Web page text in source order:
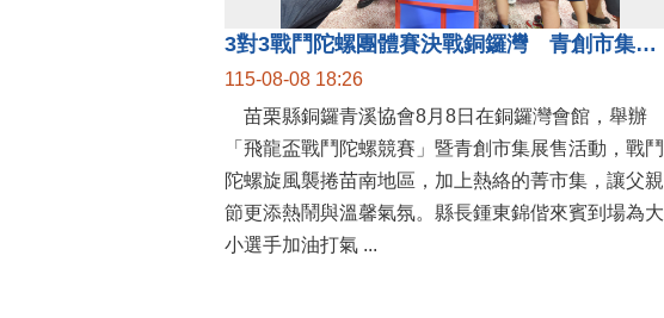
3對3戰鬥陀螺團體賽決戰銅鑼灣 青創市集展售為父親節增添繽紛
115-08-08 18:26
苗栗縣銅鑼青溪協會8月8日在銅鑼灣會館，舉辦
「飛龍盃戰鬥陀螺競賽」暨青創市集展售活動，戰鬥
陀螺旋風襲捲苗南地區，加上熱絡的菁市集，讓父親
節更添熱鬧與溫馨氣氛。縣長鍾東錦偕來賓到場為大
小選手加油打氣 ...